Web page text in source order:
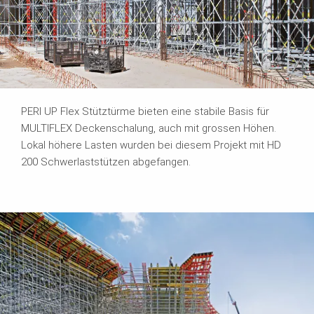
PERI UP Flex Stütztürme bieten eine stabile Basis für
MULTIFLEX Deckenschalung, auch mit grossen Höhen.
Lokal höhere Lasten wurden bei diesem Projekt mit HD
200 Schwerlaststützen abgefangen.